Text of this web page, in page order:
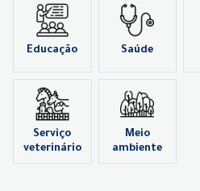
Educação Saúde
Serviço
veterinário
Meio
ambiente